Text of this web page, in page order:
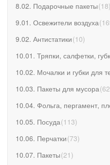
8.02. Подарочные пакеты(18)
9.01. Освежители воздуха(
9.02. Антистатики(10)
10.01. Тряпки, салфетки,
10.02. Мочалки и губки для
10.03. Пакеты для мусора(62
10.04. Фольга, пергамент,
10.05. Посуда(113)
10.06. Перчатки(73)
10.07. Пакеты(21 )